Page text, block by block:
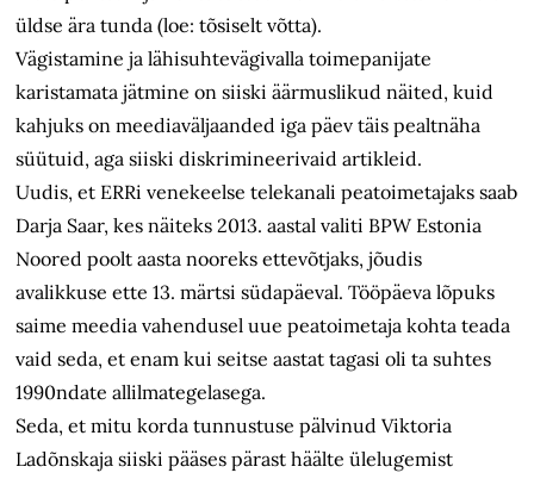
üldse ära tunda (loe: tõsiselt võtta).
Vägistamine ja lähisuhtevägivalla toimepanijate
karistamata jätmine on siiski äärmuslikud näited, kuid
kahjuks on meediaväljaanded iga päev täis pealtnäha
süütuid, aga siiski diskrimineerivaid artikleid.
Uudis, et ERRi venekeelse telekanali peatoimetajaks saab
Darja Saar, kes näiteks 2013. aastal valiti BPW Estonia
Noored poolt aasta nooreks ettevõtjaks, jõudis
avalikkuse ette 13. märtsi südapäeval. Tööpäeva lõpuks
saime meedia vahendusel uue peatoimetaja kohta teada
vaid seda, et enam kui seitse aastat tagasi oli ta suhtes
1990ndate allilma­tegelasega.
Seda, et mitu korda tunnustuse pälvinud Viktoria
Ladõnskaja siiski pääses pärast häälte ülelugemist